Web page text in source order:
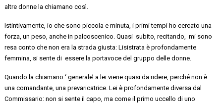
altre donne la chiamanocosì
Istintivamente, io che sono piccola e minuta, i primi tempi ho cercato una
forza,un peso, anche in palcoscenico .Quasi subito , recitando, mi sono
resa conto che non era la strada giusta: Lisistrata è profondamente
femmina, si sente di essere la portavoce del gruppo delle donne.
Quando la chiamano ‘ generale’ a lei vienequasida ridere, perché non è
una comandante, unaprevaricatrice .Leiè profondamente diversa dal
Commissario: non si sente il capo, ma comeil primouccello di uno